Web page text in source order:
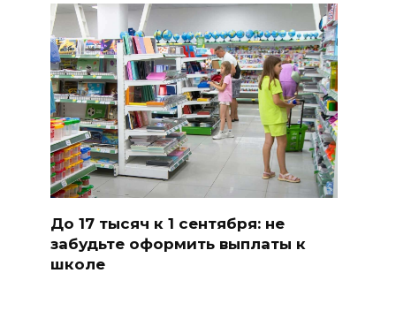
До 17 тысяч к 1 сентября: не
забудьте оформить выплаты к
школе